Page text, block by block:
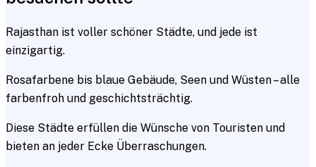
Rajasthan ist voller schöner Städte, und jede ist
einzigartig.
Rosafarbene bis blaue Gebäude, Seen und Wüsten – alle
farbenfroh und geschichtsträchtig.
Diese Städte erfüllen die Wünsche von Touristen und
bieten an jeder Ecke Überraschungen.